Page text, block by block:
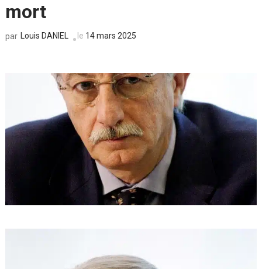
mort
par Louis DANIEL le 14 mars 2025